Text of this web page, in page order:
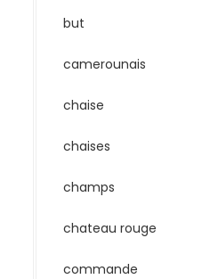
but
camerounais
chaise
chaises
champs
chateau rouge
commande